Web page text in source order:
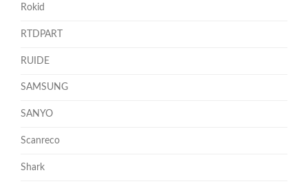
Rokid
RTDPART
RUIDE
SAMSUNG
SANYO
Scanreco
Shark